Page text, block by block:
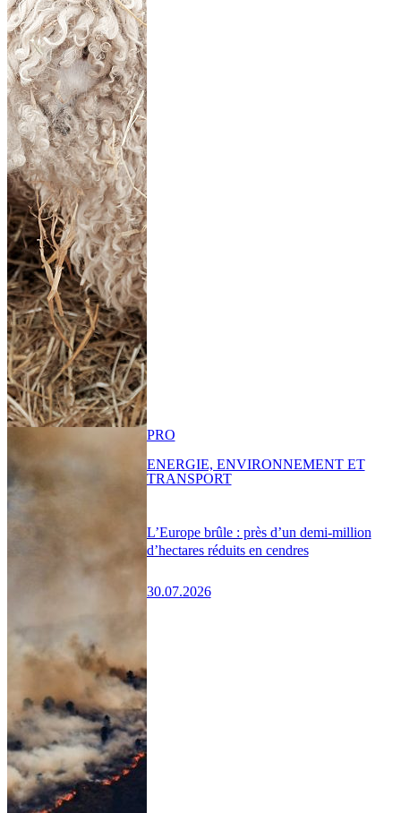
L’Europe brûle : près d’un demi-million
d’hectares réduits en cendres
30.07.2026
PRO
ENERGIE, ENVIRONNEMENT ET
TRANSPORT